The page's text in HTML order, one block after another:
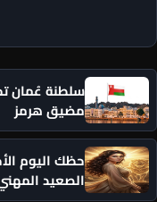
سلطنة عُمان
مضيق هرمز
الصعيد